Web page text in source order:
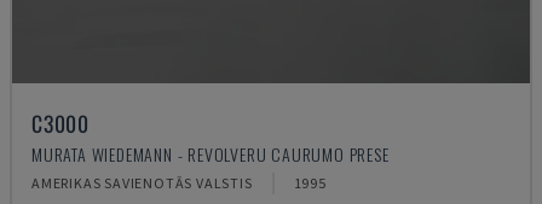
C3000
MURATA WIEDEMANN - REVOLVERU CAURUMO PRESE
AMERIKAS SAVIENOTĀS VALSTIS 1995